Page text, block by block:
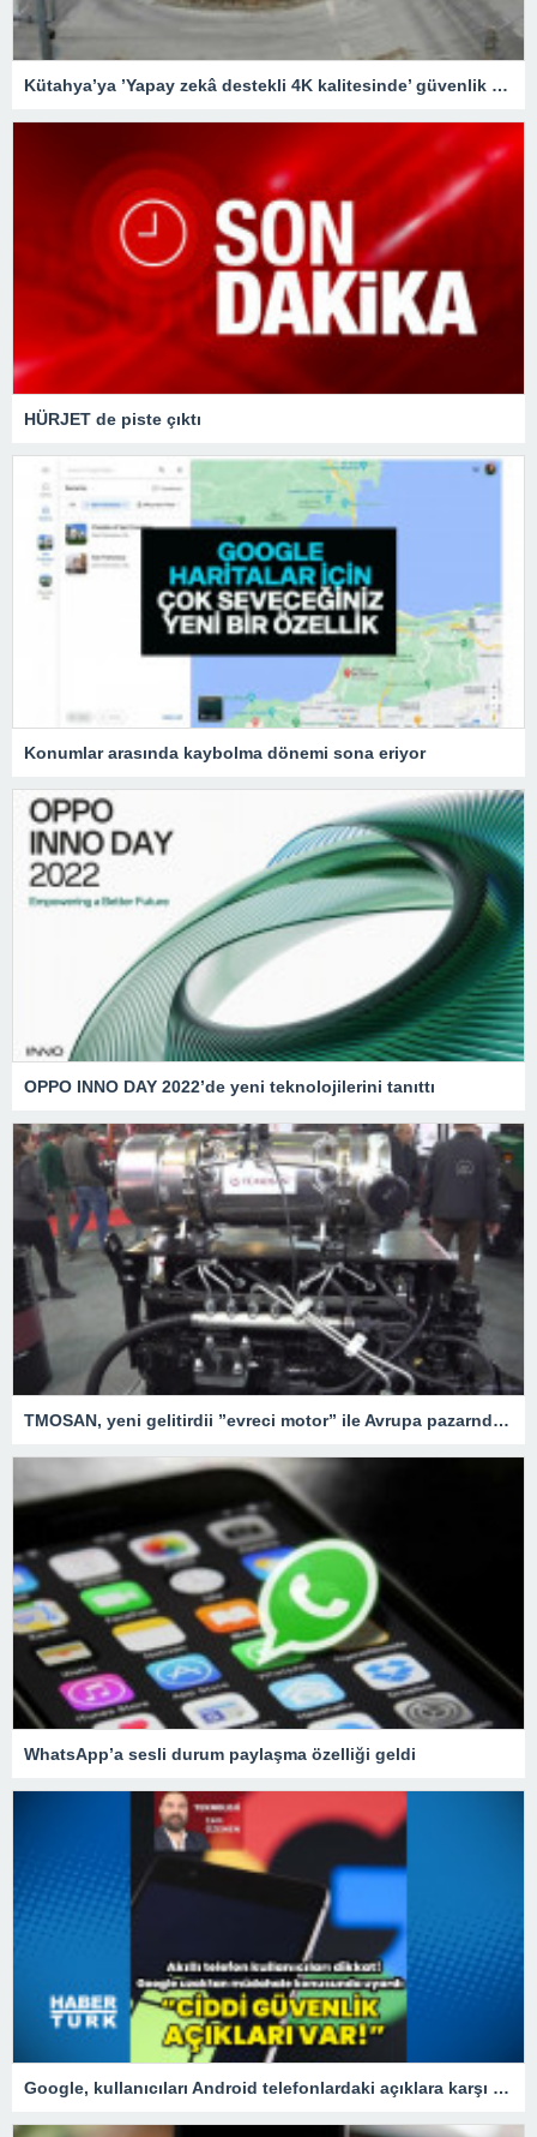
Kütahya’ya ’Yapay zekâ destekli 4K kalitesinde’ güvenlik kameraları
HÜRJET de piste çıktı
Konumlar arasında kaybolma dönemi sona eriyor
OPPO INNO DAY 2022’de yeni teknolojilerini tanıttı
TMOSAN, yeni gelitirdii ”evreci motor” ile Avrupa pazarnda hzla bymeyi hedefliyor
WhatsApp’a sesli durum paylaşma özelliği geldi
Google, kullanıcıları Android telefonlardaki açıklara karşı uyardı!